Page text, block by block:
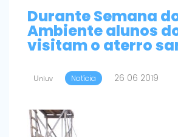
Durante Semana
Ambiente alunos
visitam o aterro
Uniuv Notícia 26 06 2019